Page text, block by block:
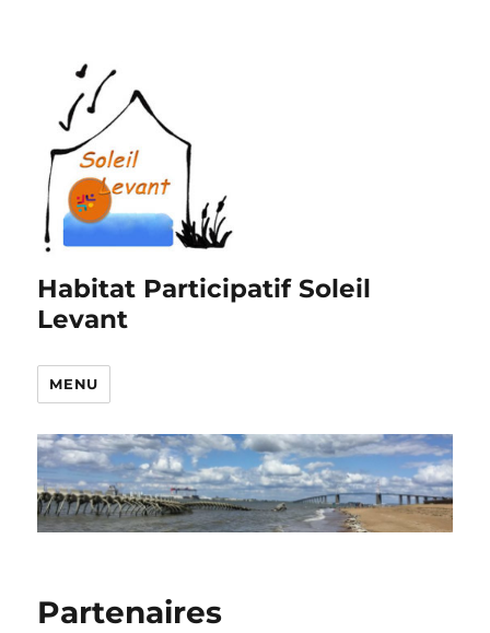
Habitat Participatif Soleil
Levant
MENU
Partenaires